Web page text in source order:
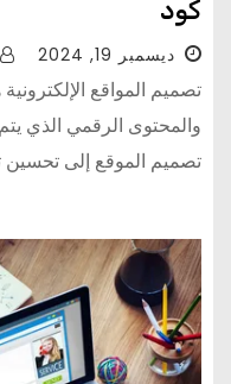
كود
ديسمبر 19, 2024
تصميم المواقع
والمحتوى الرقمي الذي
تصميم الموقع إلى تحسين